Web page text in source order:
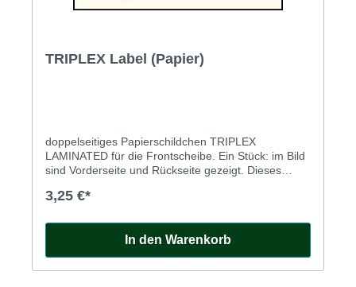
TRIPLEX Label (Papier)
doppelseitiges Papierschildchen TRIPLEX
LAMINATED für die Frontscheibe. Ein Stück: im Bild
sind Vorderseite und Rückseite gezeigt. Dieses
mit einem durchsichtigem doppelseitigen
3,25 €*
In den Warenkorb